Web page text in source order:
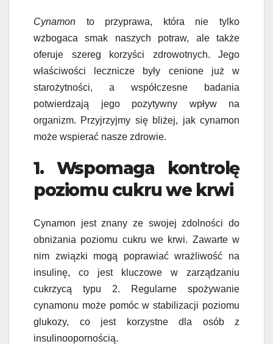
Cynamon to przyprawa, która nie tylko
wzbogaca smak naszych potraw, ale także
oferuje szereg korzyści zdrowotnych. Jego
właściwości lecznicze były cenione już w
starożytności, a współczesne badania
potwierdzają jego pozytywny wpływ na
organizm. Przyjrzyjmy się bliżej, jak cynamon
może wspierać nasze zdrowie.
1. Wspomaga kontrolę
poziomu cukru we krwi
Cynamon jest znany ze swojej zdolności do
obniżania poziomu cukru we krwi. Zawarte w
nim związki mogą poprawiać wrażliwość na
insulinę, co jest kluczowe w zarządzaniu
cukrzycą typu 2. Regularne spożywanie
cynamonu może pomóc w stabilizacji poziomu
glukozy, co jest korzystne dla osób z
insulinoopornością.